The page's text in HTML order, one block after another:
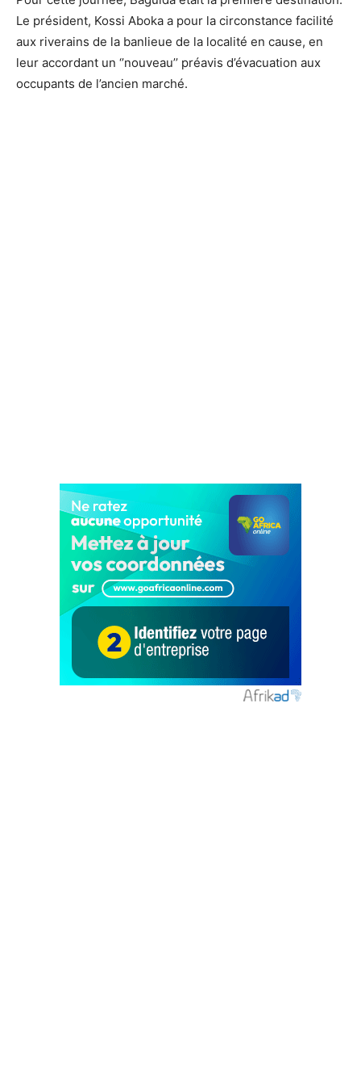
Le président, Kossi Aboka a pour la circonstance facilité
aux riverains de la banlieue de la localité en cause, en
leur accordant un ‘’nouveau’’ préavis d’évacuation aux
occupants de l’ancien marché.